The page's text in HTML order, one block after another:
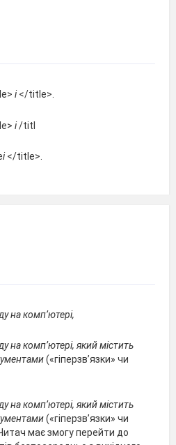
і</title>.
і/titl
і</title>.
на комп’ютері,
на комп’ютері, який містить
(«гіперзв’язки» чи
на комп’ютері, який містить
(«гіперзв’язки» чи
має змогу перейти до